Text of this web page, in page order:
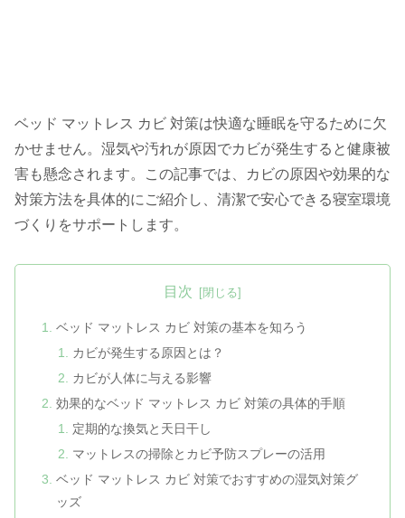
ベッド マットレス カビ 対策は快適な睡眠を守るために欠
かせません。湿気や汚れが原因でカビが発生すると健康被
害も懸念されます。この記事では、カビの原因や効果的な
対策方法を具体的にご紹介し、清潔で安心できる寝室環境
づくりをサポートします。
目次
ベッド マットレス カビ 対策の基本を知ろう
カビが発生する原因とは？
カビが人体に与える影響
効果的なベッド マットレス カビ 対策の具体的手順
定期的な換気と天日干し
マットレスの掃除とカビ予防スプレーの活用
ベッド マットレス カビ 対策でおすすめの湿気対策グ
ッズ